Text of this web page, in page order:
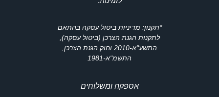
*תקנון: מדיניות ביטול עסקה בהתאם
לתקנות הגנת הצרכן (ביטול עסקה),
התשע"א-2010 וחוק הגנת הצרכן,
התשמ"א-1981
אספקה ומשלוחים